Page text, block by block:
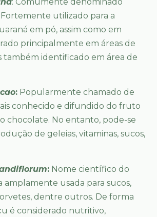
utilizado para a
em pó, assim como em
principalmente em áreas de
também identificado em área de
: Popularmente chamado de
conhecido e difundido do fruto
chocolate. No entanto, pode-se
de geleias, vitaminas, sucos,
: Nome científico do
usada para sucos,
dentre outros. De forma
é considerado nutritivo,